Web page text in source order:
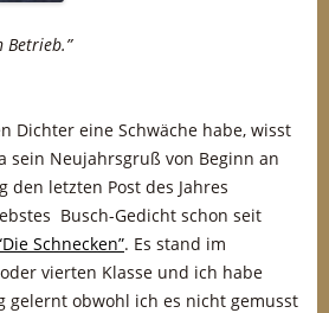
Betrieb.”
Dichter eine Schwäche habe, wisst
sein Neujahrsgruß von Beginn an
den letzten Post des Jahres
Busch-Gedicht schon seit
Schnecken”. Es stand im
vierten Klasse und ich habe
gelernt obwohl ich es nicht gemusst